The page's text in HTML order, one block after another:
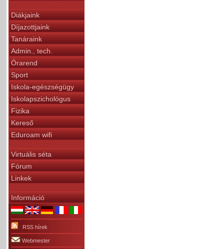
Diákjaink
Díjazottjaink
Tanáraink
Admin., tech.
Órarend
Sport
Iskola-egészségügy
Iskolapszichológus
Fizika
Kereső
Eduroam wifi
Virtuális séta
Fórum
Linkek
Információ
RSS hírek
Webmester